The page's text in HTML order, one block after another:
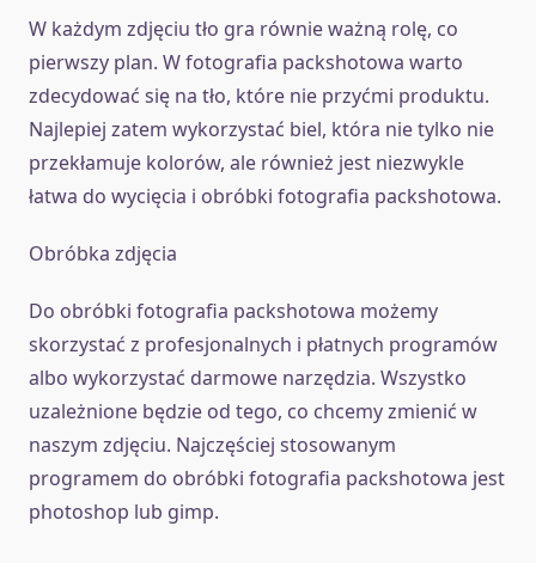
W każdym zdjęciu tło gra równie ważną rolę, co
pierwszy plan. W fotografia packshotowa warto
zdecydować się na tło, które nie przyćmi produktu.
Najlepiej zatem wykorzystać biel, która nie tylko nie
przekłamuje kolorów, ale również jest niezwykle
łatwa do wycięcia i obróbki fotografia packshotowa.
Obróbka zdjęcia
Do obróbki fotografia packshotowa możemy
skorzystać z profesjonalnych i płatnych programów
albo wykorzystać darmowe narzędzia. Wszystko
uzależnione będzie od tego, co chcemy zmienić w
naszym zdjęciu. Najczęściej stosowanym
programem do obróbki fotografia packshotowa jest
photoshop lub gimp.